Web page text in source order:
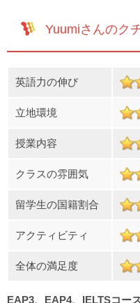
Yuumiさんのク
英語力の伸び
立地環境
授業内容
クラスの雰囲気
留学生の国籍割合
アクティビティ
全体の満足度
EAP3、EAP4、IELTSコー